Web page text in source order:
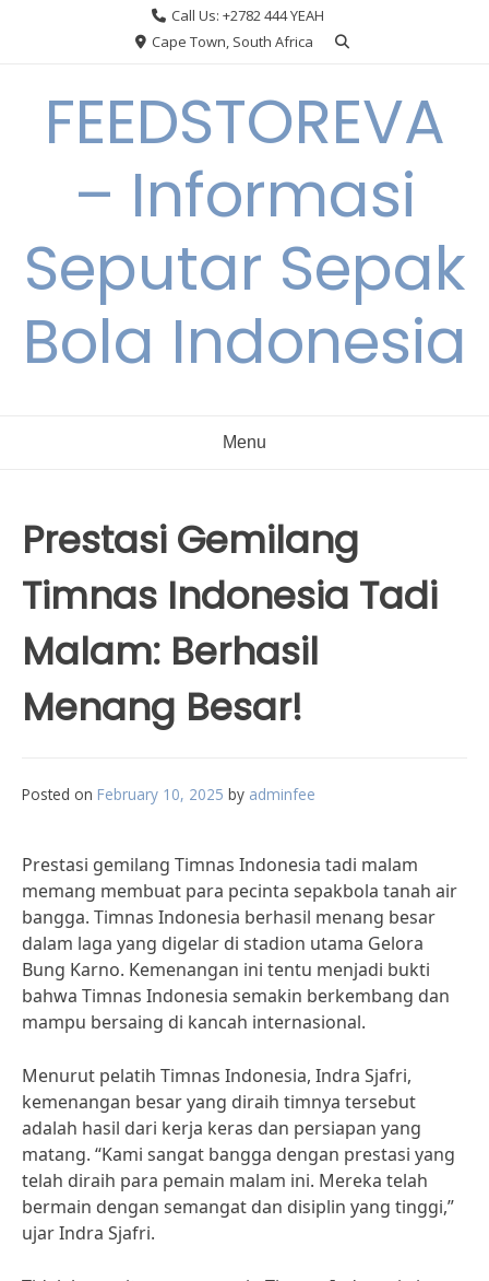
Call Us: +2782 444 YEAH
Cape Town, South Africa
FEEDSTOREVA
– Informasi
Seputar Sepak
Bola Indonesia
Menu
Prestasi Gemilang
Timnas Indonesia Tadi
Malam: Berhasil
Menang Besar!
Posted on February 10, 2025 by adminfee
Prestasi gemilang Timnas Indonesia tadi malam
memang membuat para pecinta sepakbola tanah air
bangga. Timnas Indonesia berhasil menang besar
dalam laga yang digelar di stadion utama Gelora
Bung Karno. Kemenangan ini tentu menjadi bukti
bahwa Timnas Indonesia semakin berkembang dan
mampu bersaing di kancah internasional.
Menurut pelatih Timnas Indonesia, Indra Sjafri,
kemenangan besar yang diraih timnya tersebut
adalah hasil dari kerja keras dan persiapan yang
matang. “Kami sangat bangga dengan prestasi yang
telah diraih para pemain malam ini. Mereka telah
bermain dengan semangat dan disiplin yang tinggi,”
ujar Indra Sjafri.